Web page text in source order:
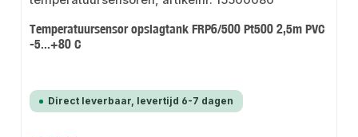
Temperatuursensor opslagtank FRP6/500 Pt500 2,5m PVC
-5...+80 C
Direct leverbaar, levertijd 6-7 dagen